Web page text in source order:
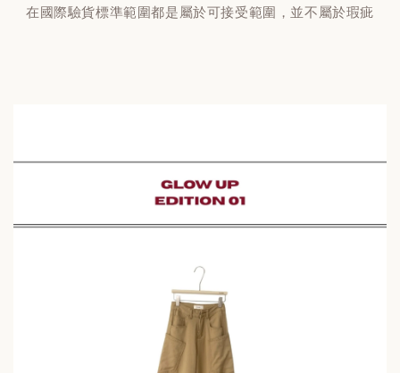
在國際驗貨標準範圍都是屬於可接受範圍，並不屬於瑕疵